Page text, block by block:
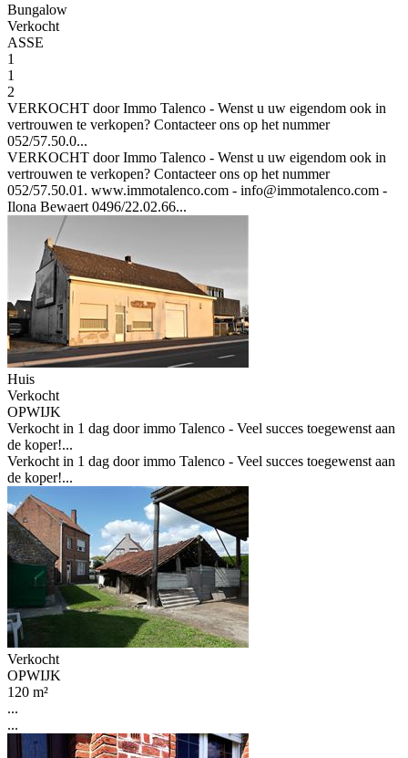
Bungalow
Verkocht
ASSE
1
1
2
VERKOCHT door Immo Talenco - Wenst u uw eigendom ook in
vertrouwen te verkopen? Contacteer ons op het nummer
052/57.50.0...
VERKOCHT door Immo Talenco - Wenst u uw eigendom ook in
vertrouwen te verkopen? Contacteer ons op het nummer
052/57.50.01. www.immotalenco.com - info@immotalenco.com -
Ilona Bewaert 0496/22.02.66...
Huis
Verkocht
OPWIJK
Verkocht in 1 dag door immo Talenco - Veel succes toegewenst aan
de koper!...
Verkocht in 1 dag door immo Talenco - Veel succes toegewenst aan
de koper!...
Verkocht
OPWIJK
120 m²
...
...